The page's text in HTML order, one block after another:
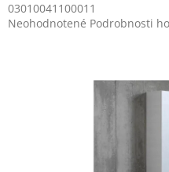
03010041100011
Priemerné
Neohodnotené Podrobnosti